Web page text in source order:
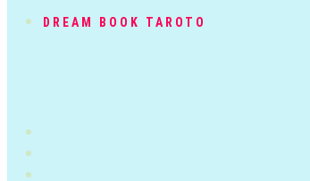
DREAM BOOK TAROTO